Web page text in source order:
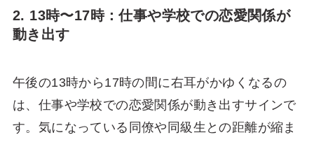
2. 13時〜17時：仕事や学校での恋愛関係が
動き出す
午後の13時から17時の間に右耳がかゆくなるの
は、仕事や学校での恋愛関係が動き出すサインで
す。気になっている同僚や同級生との距離が縮ま